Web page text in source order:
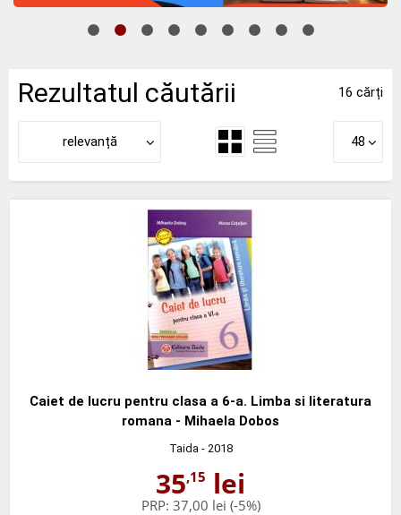
Rezultatul căutării 16 cărți
relevanță 48
Caiet de lucru pentru clasa a 6-a. Limba si literatura
romana - Mihaela Dobos
Taida - 2018
35,15 lei
PRP: 37,00 lei (-5%)